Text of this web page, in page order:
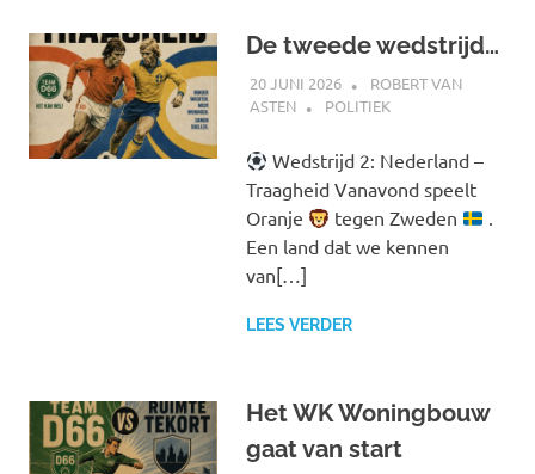
De tweede wedstrijd…
20 JUNI 2026
ROBERT VAN
ASTEN
POLITIEK
Wedstrijd 2: Nederland –
Traagheid Vanavond speelt
Oranje
tegen Zweden
.
Een land dat we kennen
van[…]
LEES VERDER
Het WK Woningbouw
gaat van start